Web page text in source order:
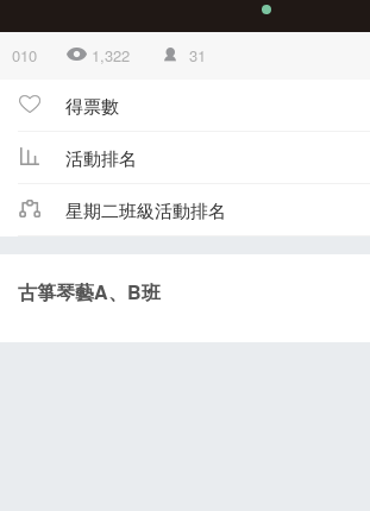
010 1,322 31
得票數
活動排名
星期二班級活動排名
古箏琴藝A、B班